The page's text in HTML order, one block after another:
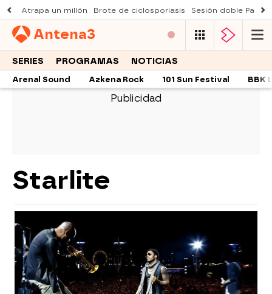
Atrapa un millón Brote de ciclosporiasis Sesión doble
Antena3
SERIES PROGRAMAS NOTICIAS
Arenal Sound Azkena Rock 101 Sun Festival BBK
Starlite